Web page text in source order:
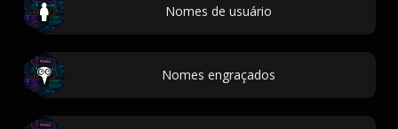
Nomes de usuário
Nomes engraçados